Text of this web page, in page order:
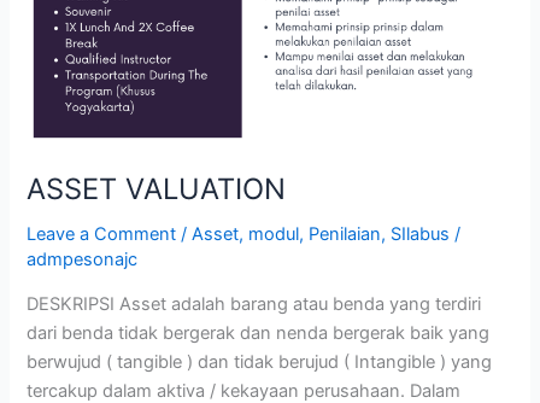
ASSET VALUATION
Leave a Comment /Asset, modul, Penilaian, SIlabus /
admpesonajc
DESKRIPSI Asset adalah barang atau benda yang terdiri
dari benda tidak bergerak dan nenda bergerak baik yang
berwujud ( tangible ) dan tidak berujud ( Intangible ) yang
tercakup dalam aktiva / kekayaan perusahaan. Dalam